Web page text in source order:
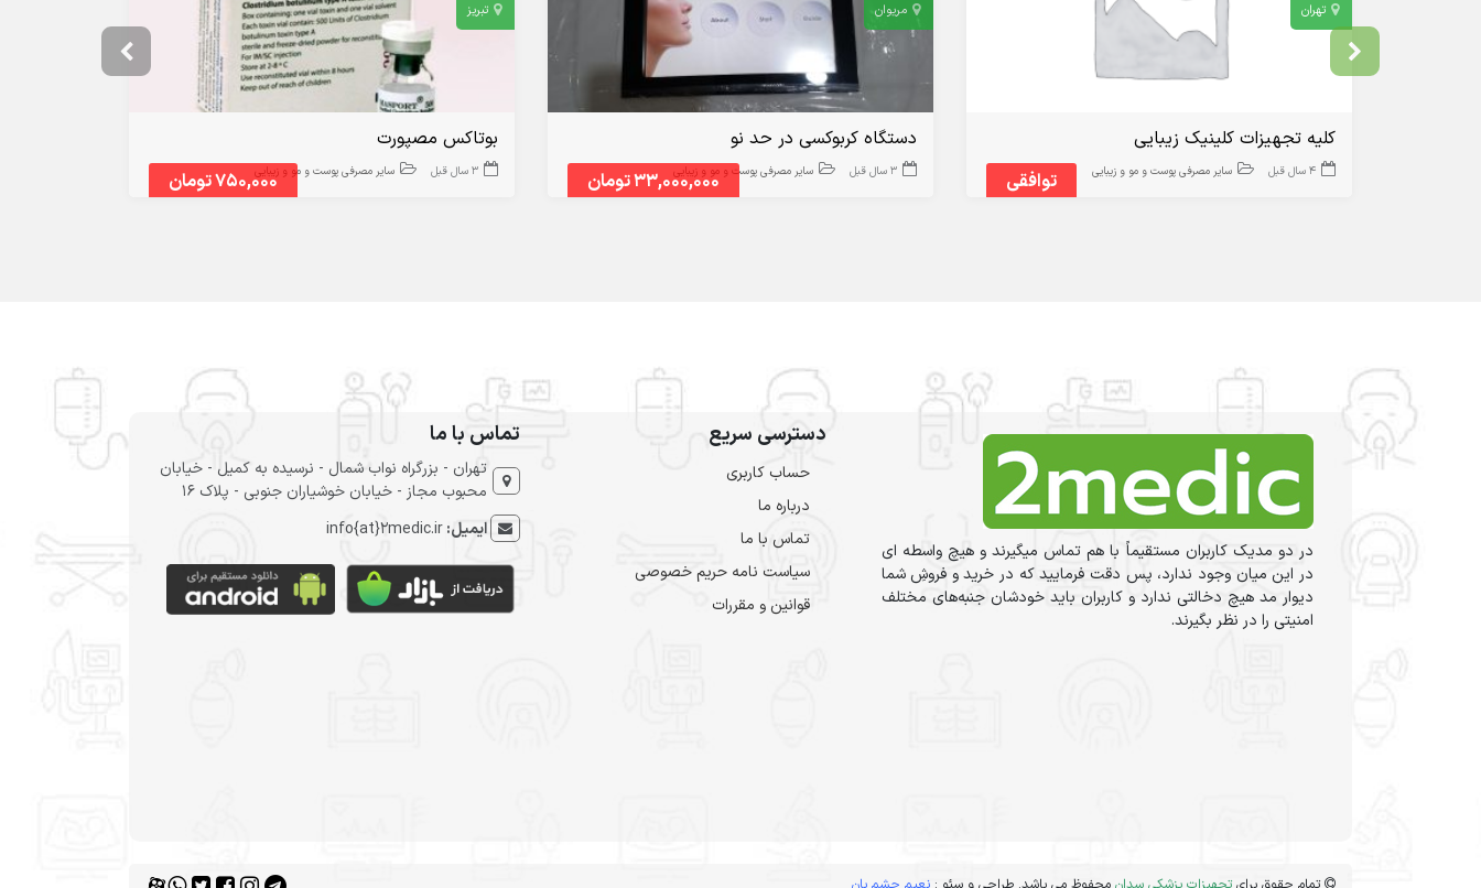
تهران
توافقی
کلیه تجهیزات کلینیک زیبایی
4 سال قبل سایر مصرفی پوست و مو و زیبایی
مریوان
33,000,000 تومان
دستگاه کربوکسی در حد نو
3 سال قبل سایر مصرفی پوست و مو و زیبایی
تبریز
750,000 تومان
بوتاکس مصپورت
3 سال قبل سایر مصرفی پوست و مو و زیبایی
در دو مدیک کاربران مستقیماً با هم تماس میگیرند و هیچ واسطه ای
در این میان وجود ندارد، پس دقت فرمایید که در خرید و فروشِ شما
دیوار مد هیچ دخالتی ندارد و کاربران باید خودشان جنبه‌های مختلف
امنیتی را در نظر بگیرند.
دسترسی سریع
حساب کاربری
درباره ما
تماس با ما
سیاست نامه حریم خصوصی
قوانین و مقررات
تماس با ما
تهران - بزرگراه نواب شمال - نرسیده به کمیل - خیابان
محبوب مجاز - خیابان خوشیاران جنوبی - پلاک 16
ایمیل:info{at}2medic.ir